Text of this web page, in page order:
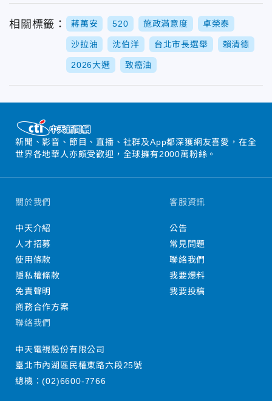
相關標籤： 蔣萬安 520 施政滿意度 卓榮泰
沙拉油 沈伯洋 台北市長選舉 賴清德
2026大選 致癌油
新聞、影音、節目、直播、社群及App都深獲網友喜愛，在全
世界各地華人亦頗受歡迎，全球擁有2000萬粉絲。
關於我們
中天介紹
人才招募
使用條款
隱私權條款
免責聲明
商務合作方案
客服資訊
公告
常見問題
聯絡我們
我要爆料
我要投稿
聯絡我們
中天電視股份有限公司
臺北市內湖區民權東路六段25號
總機：(02)6600-7766